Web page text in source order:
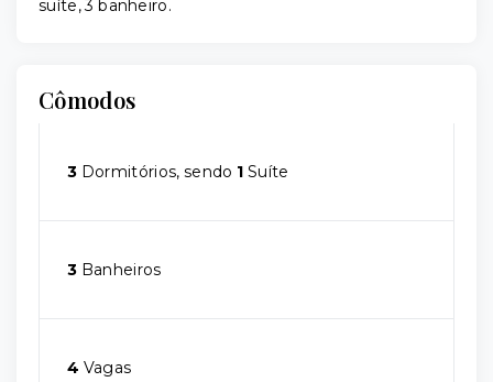
suíte, 3 banheiro.
Cômodos
3 Dormitórios, sendo 1 Suíte
3 Banheiros
4 Vagas